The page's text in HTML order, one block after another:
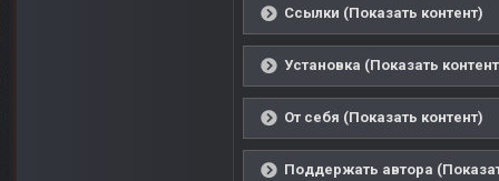
Ссылки (Показать контент)
Установка (Показать
От себя (Показать контент)
Поддержать автора